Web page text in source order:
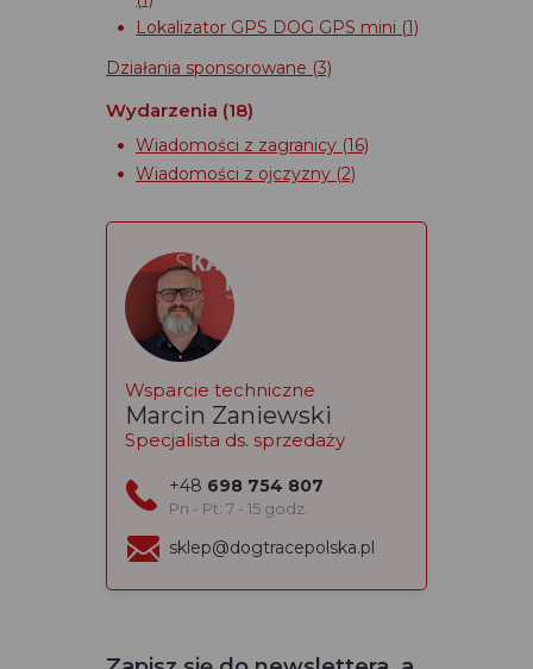
Lokalizator GPS DOG GPS mini (1)
Działania sponsorowane (3)
Wydarzenia (18)
Wiadomości z zagranicy (16)
Wiadomości z ojczyzny (2)
Wsparcie techniczne
Marcin Zaniewski
Specjalista ds. sprzedaży
+48 698 754 807
Pn - Pt: 7 - 15 godz.
sklep@dogtracepolska.pl